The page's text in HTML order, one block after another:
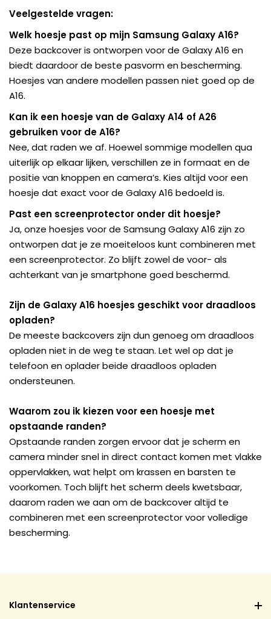
Veelgestelde vragen:
Welk hoesje past op mijn Samsung Galaxy A16?
Deze backcover is ontworpen voor de Galaxy A16 en
biedt daardoor de beste pasvorm en bescherming.
Hoesjes van andere modellen passen niet goed op de
A16.
Kan ik een hoesje van de Galaxy A14 of A26
gebruiken voor de A16?
Nee, dat raden we af. Hoewel sommige modellen qua
uiterlijk op elkaar lijken, verschillen ze in formaat en de
positie van knoppen en camera’s. Kies altijd voor een
hoesje dat exact voor de Galaxy A16 bedoeld is.
Past een screenprotector onder dit hoesje?
Ja, onze hoesjes voor de Samsung Galaxy A16 zijn zo
ontworpen dat je ze moeiteloos kunt combineren met
een screenprotector. Zo blijft zowel de voor- als
achterkant van je smartphone goed beschermd.
Zijn de Galaxy A16 hoesjes geschikt voor draadloos
opladen?
De meeste backcovers zijn dun genoeg om draadloos
opladen niet in de weg te staan. Let wel op dat je
telefoon en oplader beide draadloos opladen
ondersteunen.
Waarom zou ik kiezen voor een hoesje met
opstaande randen?
Opstaande randen zorgen ervoor dat je scherm en
camera minder snel in direct contact komen met vlakke
oppervlakken, wat helpt om krassen en barsten te
voorkomen. Toch blijft het scherm deels kwetsbaar,
daarom raden we aan om de backcover altijd te
combineren met een screenprotector voor volledige
bescherming.
Klantenservice